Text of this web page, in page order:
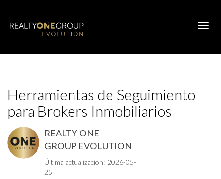
Herramientas de Seguimiento
para Brokers Inmobiliarios
REALTY ONE
GROUP EVOLUTION
Última actualización: 2026-05-
25